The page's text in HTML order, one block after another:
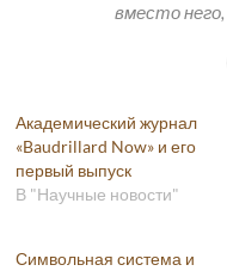
вместо
Академический журнал
«Baudrillard Now» и его
первый выпуск
В "Научные новости"
Символьная система и